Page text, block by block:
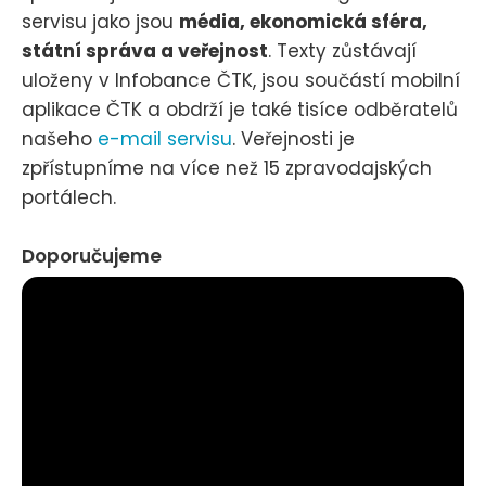
servisu jako jsou média, ekonomická sféra,
státní správa a veřejnost. Texty zůstávají
uloženy v Infobance ČTK, jsou součástí mobilní
aplikace ČTK a obdrží je také tisíce odběratelů
našeho e-mail servisu. Veřejnosti je
zpřístupníme na více než 15 zpravodajských
portálech.
Doporučujeme